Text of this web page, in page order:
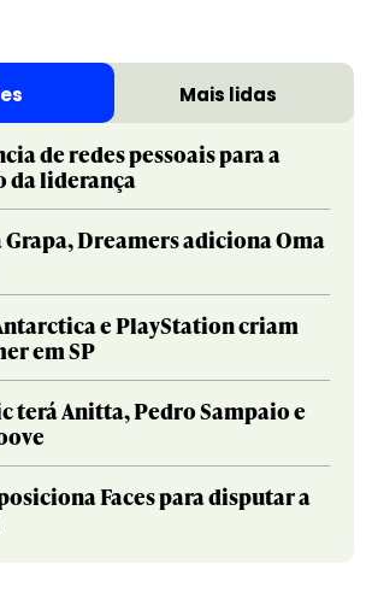
Mais lidas
de redes pessoais para a
da liderança
Grapa, Dreamers adiciona Oma
e PlayStation criam
em SP
terá Anitta, Pedro Sampaio e
Faces para disputar a